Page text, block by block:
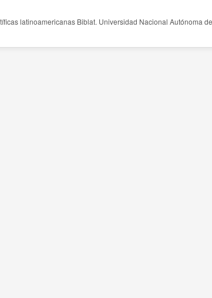
latinoamericanas Biblat. Universidad Nacional Autónoma